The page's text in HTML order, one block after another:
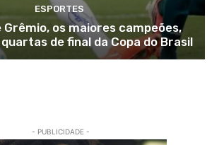
ESPORTES
Grêmio, os maiores campeões,
de final da Copa do Brasil
- PUBLICIDADE -